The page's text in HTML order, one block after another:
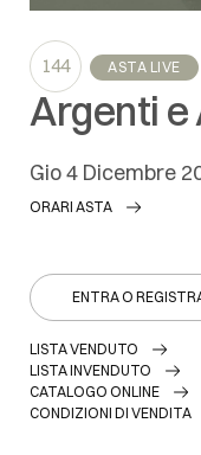
144 ASTA LIVE
Argenti e
gio4 Dicembre
ORARI ASTA
ENTRA O
LISTA VENDUTO
LISTA INVENDUTO
CATALOGO ONLINE
CONDIZIONI DI VENDITA